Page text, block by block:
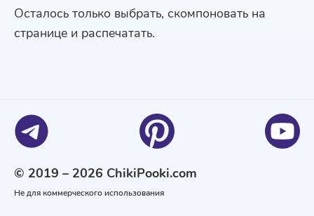
Осталось только выбрать, скомпоновать на
странице и распечатать.
© 2019 – 2026 ChikiPooki.com
Не для коммерческого использования